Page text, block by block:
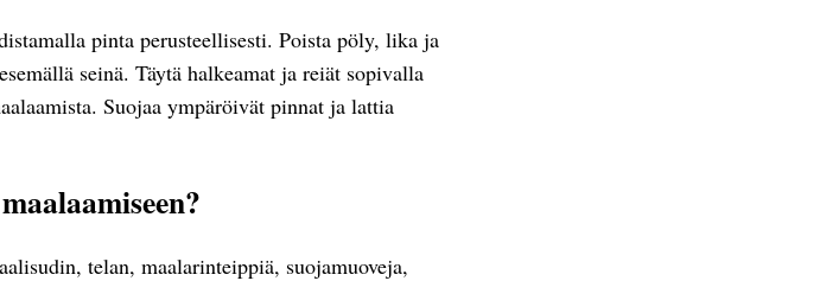
pinta perusteellisesti. Poista pöly, lika ja
seinä. Täytä halkeamat ja reiät sopivalla
Suojaa ympäröivät pinnat ja lattia
telan, maalarinteippiä, suojamuoveja,